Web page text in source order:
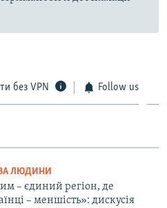
без VPN Follow us
ЛЮДИНИ
– єдиний регіон, де
– меншість»: дискусія